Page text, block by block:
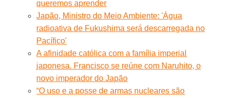
queremos aprender
Japão, Ministro do Meio Ambiente: 'Água
radioativa de Fukushima será descarregada no
Pacífico'
A afinidade católica com a família imperial
japonesa. Francisco se reúne com Naruhito, o
novo imperador do Japão
“O uso e a posse de armas nucleares são